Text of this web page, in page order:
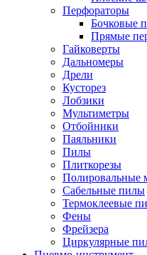
Перфораторы
Бочковые
Прямые
Гайковерты
Дальномеры
Дрели
Кусторез
Лобзики
Мультиметры
Отбойники
Паяльники
Пилы
Плиткорезы
Полировальные
Сабельные пилы
Термоклеевые
Фены
Фрейзера
Циркулярные